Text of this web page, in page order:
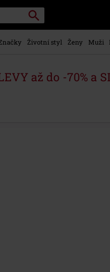
Vyhledávání
Životní styl Ženy Muži
až do -70% a